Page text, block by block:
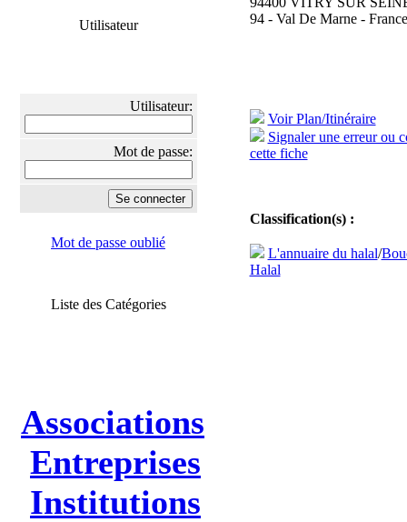
Utilisateur
Utilisateur:
Mot de passe:
Mot de passe oublié
Liste des Catégories
Associations
Entreprises
Institutions
94 - Val De Marne - France
Voir Plan/Itinéraire
Signaler une erreur ou
cette fiche
Classification(s) :
L'annuaire du halal/
Halal